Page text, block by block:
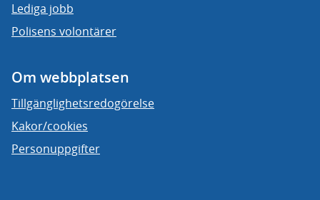
Lediga jobb
Polisens volontärer
Om webbplatsen
Tillgänglighetsredogörelse
Kakor/cookies
Personuppgifter